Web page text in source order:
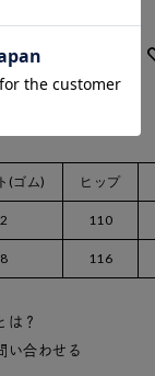
(ゴム) ヒップ
110
116
は？
い合わせる